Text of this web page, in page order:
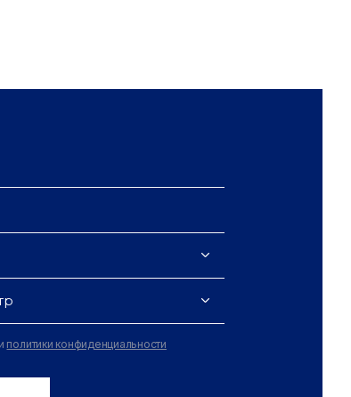
политики конфиденциальности